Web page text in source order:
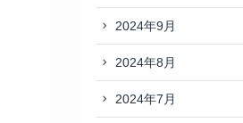
2024年9月
2024年8月
2024年7月